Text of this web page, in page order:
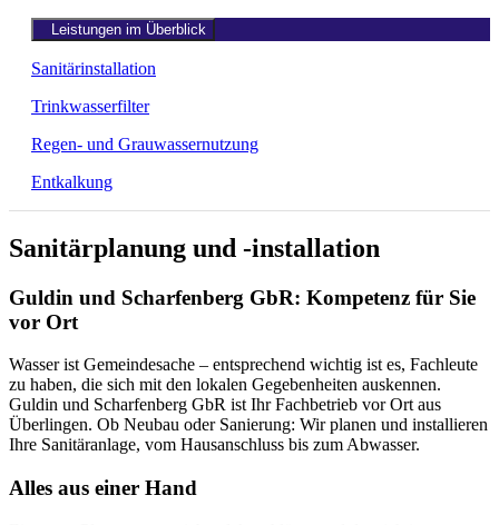
Leistungen im Überblick
Sanitärinstallation
Trinkwasserfilter
Regen- und Grauwassernutzung
Entkalkung
Sanitärplanung und -installation
Guldin und Scharfenberg GbR: Kompetenz für Sie
vor Ort
Wasser ist Gemeindesache – entsprechend wichtig ist es, Fachleute
zu haben, die sich mit den lokalen Gegebenheiten auskennen.
Guldin und Scharfenberg GbR ist Ihr Fachbetrieb vor Ort aus
Überlingen. Ob Neubau oder Sanierung: Wir planen und installieren
Ihre Sanitäranlage, vom Hausanschluss bis zum Abwasser.
Alles aus einer Hand